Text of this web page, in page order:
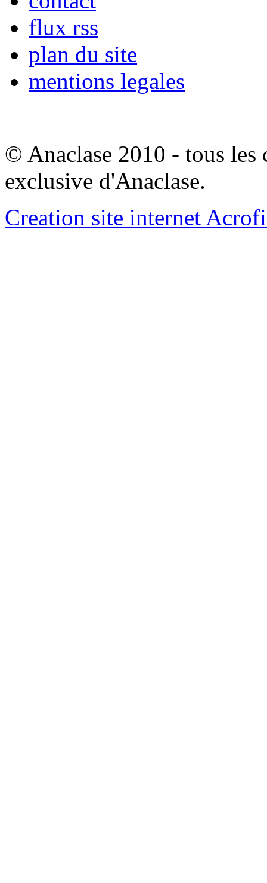
flux rss
plan du site
mentions legales
© Anaclase 2010 - tous les
exclusive d'Anaclase.
Creation site internet